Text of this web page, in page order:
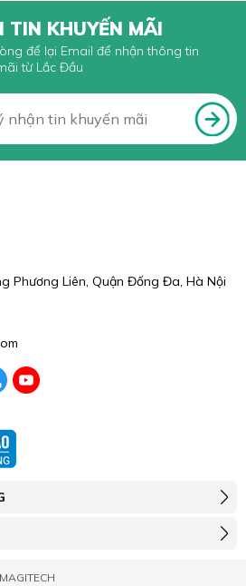
TIN KHUYẾN MÃI
để lại Email để nhận thông tin
từ Lắc Đầu
Phương Liên, Quận Đống Đa, Hà Nội